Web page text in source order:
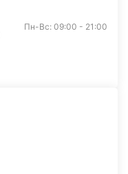
Пн-Вс: 09:00 - 21:00